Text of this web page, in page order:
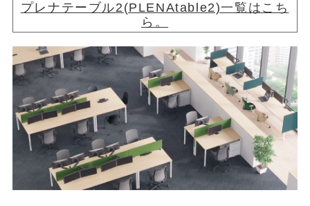
プレナテーブル2(PLENAtable2)一覧はこち
ら。